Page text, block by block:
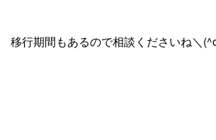
移行期間もあるので相談くださいね＼